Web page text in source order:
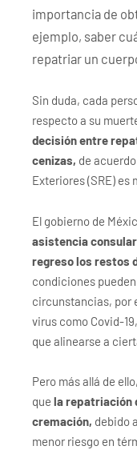
importancia de
ejemplo, saber
repatriar un
Sin duda, cada
respecto a su
decisión entre
cenizas, de
Exteriores (SRE) es
El gobierno de
asistencia
regreso los restos
condiciones
circunstancias, por
virus como Covid-
que alinearse a
Pero más allá de
que la repatriación
cremación, debido
menor riesgo en